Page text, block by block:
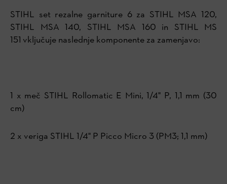
STIHL set rezalne garniture 6 za STIHL MSA 120,
STIHL MSA 140, STIHL MSA 160 in STIHL MS
151 vključuje naslednje komponente za zamenjavo:
1 x meč STIHL Rollomatic E Mini, 1/4" P, 1,1 mm (30
cm)
2 x veriga STIHL 1/4" P Picco Micro 3 (PM3; 1,1 mm)